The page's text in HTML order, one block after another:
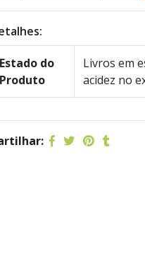
Estado do
Produto
Livros em
acidez no